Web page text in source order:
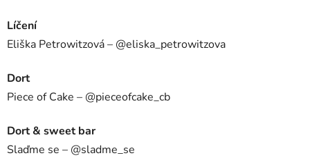
Líčení
Eliška Petrowitzová – @eliska_petrowitzova
Dort
Piece of Cake – @pieceofcake_cb
Dort & sweet bar
Slaďme se – @sladme_se